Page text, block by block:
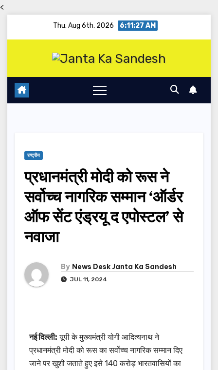
<
Thu. Aug 6th, 2026 6:11:28 AM
राष्ट्रीय
प्रधानमंत्री मोदी को रूस ने
सर्वोच्च नागरिक सम्मान ‘ऑर्डर
ऑफ सेंट एंड्रयू द एपोस्टल’ से
नवाजा
By News Desk Janta Ka Sandesh
JUL 11, 2024
नई दिल्ली: यूपी के मुख्यमंत्री योगी आदित्यनाथ ने
प्रधानमंत्री मोदी को रूस का सर्वोच्च नागरिक सम्मान दिए
जाने पर खुशी जताते हुए इसे 140 करोड़ भारतवासियों का